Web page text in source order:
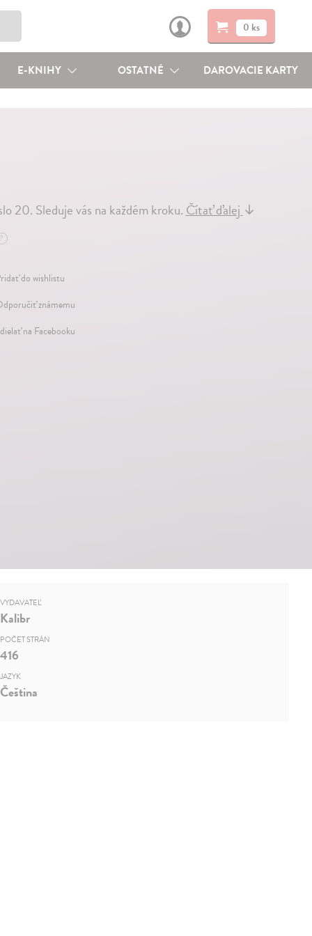
0 ks
E-KNIHY OSTATNÉ DAROVACIE KARTY
20. Sleduje vás na každém kroku.Čítať ďalej↓
?
do wishlistu
známemu
na Facebooku
VYDAVATEĽ
Kalibr
POČET STRÁN
416
JAZYK
Čeština